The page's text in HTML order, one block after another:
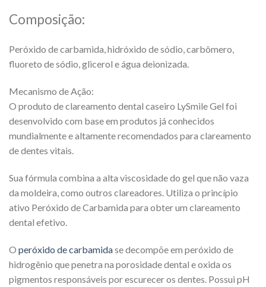
Composição:
Peróxido de carbamida, hidróxido de sódio, carbômero,
fluoreto de sódio, glicerol e água deionizada.
Mecanismo de Ação:
O produto de clareamento dental caseiro LySmile Gel foi
desenvolvido com base em produtos já conhecidos
mundialmente e altamente recomendados para clareamento
de dentes vitais.
Sua fórmula combina a alta viscosidade do gel que não vaza
da moldeira, como outros clareadores. Utiliza o princípio
ativo Peróxido de Carbamida para obter um clareamento
dental efetivo.
O peróxido de carbamidase decompõe em peróxido de
hidrogênio que penetra na porosidade dental e oxida os
pigmentos responsáveis por escurecer os dentes. Possui pH